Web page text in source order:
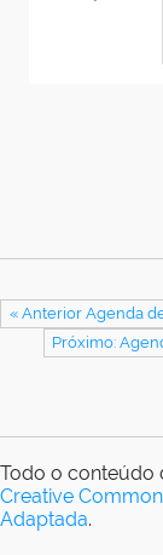
« Anterior Agenda
Próximo:
Todo o conteúdo
Creative
Adaptada.